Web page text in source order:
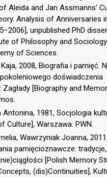
Aleida and Jan Assmanns’
Analysis of Anniversaries
unpublished PhD
of Philosophy and
of Sciences.
2008, Biografia i pamięć.
doświadczenia
[Biography and
Antonina, 1981, Socjologia
Culture], Warszawa: PWN.
Wawrzyniak Joanna,
pamięcioznawcze: tradycje,
[Polish Memory
(dis)Continuities],